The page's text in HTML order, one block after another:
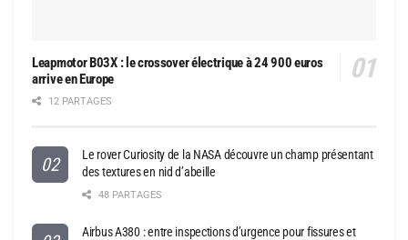
Leapmotor B03X : le crossover électrique à 24 900 euros
arrive en Europe
12 PARTAGES
Le rover Curiosity de la NASA découvre un champ présentant
des textures en nid d’abeille
48 PARTAGES
Airbus A380 : entre inspections d’urgence pour fissures et